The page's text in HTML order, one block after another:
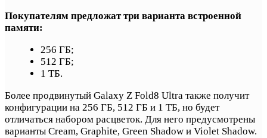
Покупателям предложат три варианта встроенной
памяти:
256 ГБ;
512 ГБ;
1 ТБ.
Более продвинутый Galaxy Z Fold8 Ultra также получит
конфигурации на 256 ГБ, 512 ГБ и 1 ТБ, но будет
отличаться набором расцветок. Для него предусмотрены
варианты Cream, Graphite, Green Shadow и Violet Shadow.